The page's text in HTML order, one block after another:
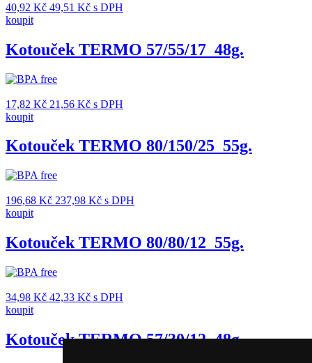
40,92 Kč 49,51 Kč s DPH
koupit
Kotouček TERMO 57/55/17_48g.
17,82 Kč 21,56 Kč s DPH
koupit
Kotouček TERMO 80/150/25_55g.
196,68 Kč 237,98 Kč s DPH
koupit
Kotouček TERMO 80/80/12_55g.
34,98 Kč 42,33 Kč s DPH
koupit
Kotouček TERMO 57/30/12_48g